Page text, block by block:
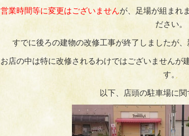
営業時間等に変更はございませんが、足場が組まれ
ださい。
すでに後ろの建物の改修工事が終了しましたが
お店の中は特に改修されるわけではございませんが
す。
以下、店頭の駐車場に関